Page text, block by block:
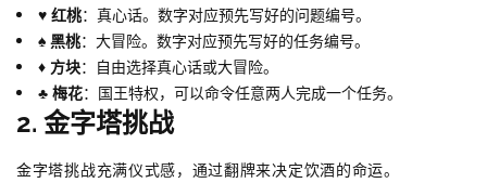
♥️ 红桃：真心话。数字对应预先写好的问题编号。
♠️ 黑桃：大冒险。数字对应预先写好的任务编号。
♦️ 方块：自由选择真心话或大冒险。
♣️ 梅花：国王特权，可以命令任意两人完成一个任务。
2. 金字塔挑战
金字塔挑战充满仪式感，通过翻牌来决定饮酒的命运。